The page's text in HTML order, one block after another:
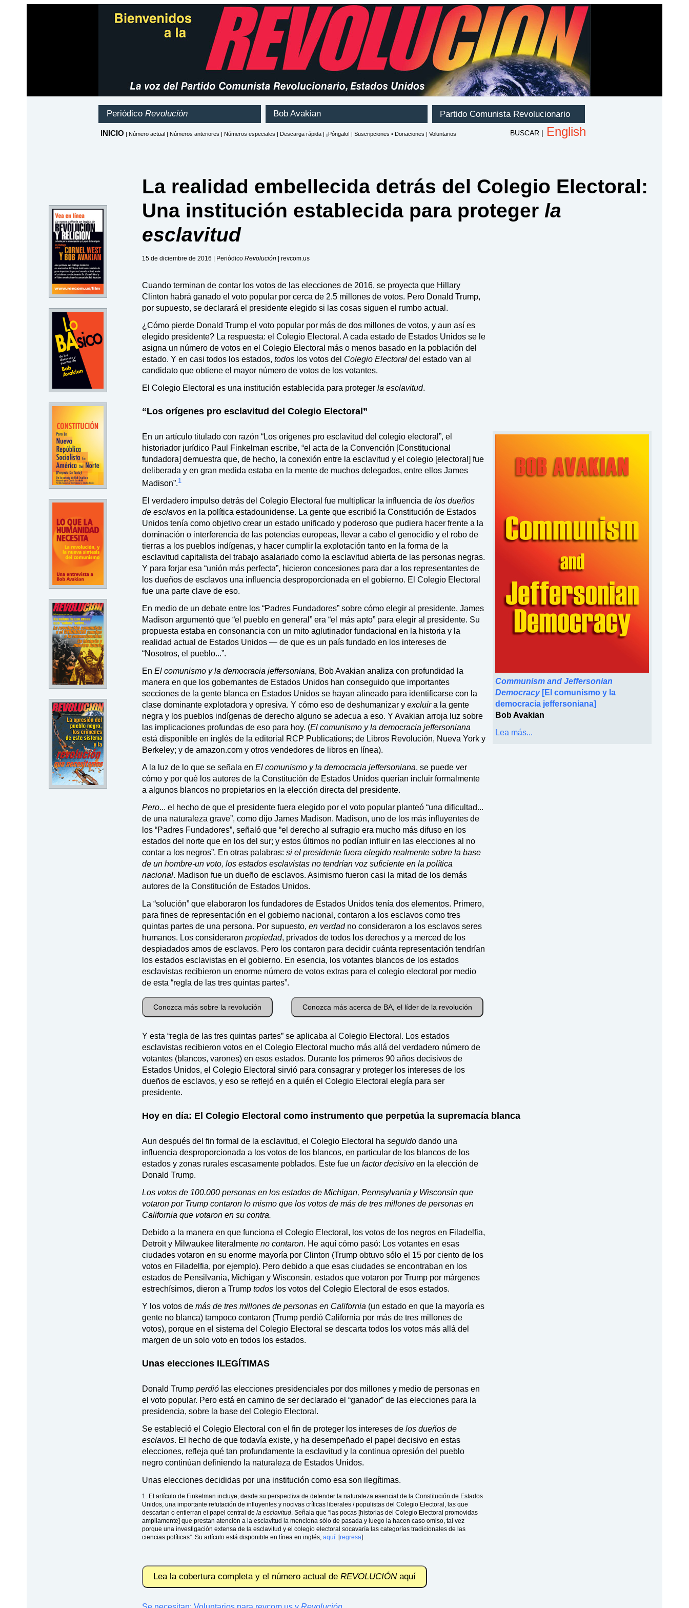
La realidad embellecida detrás del Colegio Electoral:
Una institución establecida para proteger la
esclavitud
15 de diciembre de 2016 | Periódico Revolución | revcom.us
Cuando terminan de contar los votos de las elecciones de 2016, se proyecta que Hillary
Clinton habrá ganado el voto popular por cerca de 2.5 millones de votos. Pero Donald Trump,
por supuesto, se declarará el presidente elegido si las cosas siguen el rumbo actual.
¿Cómo pierde Donald Trump el voto popular por más de dos millones de votos, y aun así es
elegido presidente? La respuesta: el Colegio Electoral. A cada estado de Estados Unidos se le
asigna un número de votos en el Colegio Electoral más o menos basado en la población del
estado. Y en casi todos los estados, todos los votos del Colegio Electoral del estado van al
candidato que obtiene el mayor número de votos de los votantes.
El Colegio Electoral es una institución establecida para proteger la esclavitud.
“Los orígenes pro esclavitud del Colegio Electoral”
Communism and Jeffersonian
Democracy[El comunismo y la
democracia jeffersoniana]
Bob Avakian
Lea más...
En un artículo titulado con razón “Los orígenes pro esclavitud del colegio electoral”, el
historiador jurídico Paul Finkelman escribe, “el acta de la Convención [Constitucional
fundadora] demuestra que, de hecho, la conexión entre la esclavitud y el colegio [electoral] fue
deliberada y en gran medida estaba en la mente de muchos delegados, entre ellos James
Madison”.1
El verdadero impulso detrás del Colegio Electoral fue multiplicar la influencia de los dueños
de esclavos en la política estadounidense. La gente que escribió la Constitución de Estados
Unidos tenía como objetivo crear un estado unificado y poderoso que pudiera hacer frente a la
dominación o interferencia de las potencias europeas, llevar a cabo el genocidio y el robo de
tierras a los pueblos indígenas, y hacer cumplir la explotación tanto en la forma de la
esclavitud capitalista del trabajo asalariado como la esclavitud abierta de las personas negras.
Y para forjar esa “unión más perfecta”, hicieron concesiones para dar a los representantes de
los dueños de esclavos una influencia desproporcionada en el gobierno. El Colegio Electoral
fue una parte clave de eso.
En medio de un debate entre los “Padres Fundadores” sobre cómo elegir al presidente, James
Madison argumentó que “el pueblo en general” era “el más apto” para elegir al presidente. Su
propuesta estaba en consonancia con un mito aglutinador fundacional en la historia y la
realidad actual de Estados Unidos — de que es un país fundado en los intereses de
“Nosotros, el pueblo...”.
En El comunismo y la democracia jeffersoniana, Bob Avakian analiza con profundidad la
manera en que los gobernantes de Estados Unidos han conseguido que importantes
secciones de la gente blanca en Estados Unidos se hayan alineado para identificarse con la
clase dominante explotadora y opresiva. Y cómo eso de deshumanizar y excluira la gente
negra y los pueblos indígenas de derecho alguno se adecua a eso. Y Avakian arroja luz sobre
las implicaciones profundas de eso para hoy. (El comunismo y la democracia jeffersoniana
está disponible en inglés de la editorial RCP Publications; de Libros Revolución, Nueva York y
Berkeley; y de amazon.com y otros vendedores de libros en línea).
A la luz de lo que se señala en El comunismo y la democracia jeffersoniana, se puede ver
cómo y por qué los autores de la Constitución de Estados Unidos querían incluir formalmente
a algunos blancos no propietarios en la elección directa del presidente.
Pero... el hecho de que el presidente fuera elegido por el voto popular planteó “una dificultad...
de una naturaleza grave”, como dijo James Madison. Madison, uno de los más influyentes de
los “Padres Fundadores”, señaló que “el derecho al sufragio era mucho más difuso en los
estados del norte que en los del sur; y estos últimos no podían influir en las elecciones al no
contar a los negros”. En otras palabras: si el presidente fuera elegido realmente sobre la base
de un hombre-un voto, los estados esclavistas no tendrían voz suficiente en la política
nacional. Madison fue un dueño de esclavos. Asimismo fueron casi la mitad de los demás
autores de la Constitución de Estados Unidos.
La “solución” que elaboraron los fundadores de Estados Unidos tenía dos elementos. Primero,
para fines de representación en el gobierno nacional, contaron a los esclavos como tres
quintas partes de una persona. Por supuesto, en verdad no consideraron a los esclavos seres
humanos. Los consideraron propiedad, privados de todos los derechos y a merced de los
despiadados amos de esclavos. Pero los contaron para decidir cuánta representación tendrían
los estados esclavistas en el gobierno. En esencia, los votantes blancos de los estados
esclavistas recibieron un enorme número de votos extras para el colegio electoral por medio
de esta “regla de las tres quintas partes”.
Conozca más sobre la revolución Conozca más acerca de BA, el líder de la revolución
Y esta “regla de las tres quintas partes” se aplicaba al Colegio Electoral. Los estados
esclavistas recibieron votos en el Colegio Electoral mucho más allá del verdadero número de
votantes (blancos, varones) en esos estados. Durante los primeros 90 años decisivos de
Estados Unidos, el Colegio Electoral sirvió para consagrar y proteger los intereses de los
dueños de esclavos, y eso se reflejó en a quién el Colegio Electoral elegía para ser
presidente.
Hoy en día: El Colegio Electoral como instrumento que perpetúa la supremacía blanca
Aun después del fin formal de la esclavitud, el Colegio Electoral ha seguido dando una
influencia desproporcionada a los votos de los blancos, en particular de los blancos de los
estados y zonas rurales escasamente poblados. Este fue un factor decisivo en la elección de
Donald Trump.
Los votos de 100.000 personas en los estados de Michigan, Pennsylvania y Wisconsin que
votaron por Trump contaron lo mismo que los votos de más de tres millones de personas en
California que votaron en su contra.
Debido a la manera en que funciona el Colegio Electoral, los votos de los negros en Filadelfia,
Detroit y Milwaukee literalmente no contaron. He aquí cómo pasó: Los votantes en esas
ciudades votaron en su enorme mayoría por Clinton (Trump obtuvo sólo el 15 por ciento de los
votos en Filadelfia, por ejemplo). Pero debido a que esas ciudades se encontraban en los
estados de Pensilvania, Michigan y Wisconsin, estados que votaron por Trump por márgenes
estrechísimos, dieron a Trump todos los votos del Colegio Electoral de esos estados.
Y los votos de más de tres millones de personas en California (un estado en que la mayoría es
gente no blanca) tampoco contaron (Trump perdió California por más de tres millones de
votos), porque en el sistema del Colegio Electoral se descarta todos los votos más allá del
margen de un solo voto en todos los estados.
Unas elecciones ILEGÍTIMAS
Donald Trump perdió las elecciones presidenciales por dos millones y medio de personas en
el voto popular. Pero está en camino de ser declarado el “ganador” de las elecciones para la
presidencia, sobre la base del Colegio Electoral.
Se estableció el Colegio Electoral con el fin de proteger los intereses de los dueños de
esclavos. El hecho de que todavía existe, y ha desempeñado el papel decisivo en estas
elecciones, refleja qué tan profundamente la esclavitud y la continua opresión del pueblo
negro continúan definiendo la naturaleza de Estados Unidos.
Unas elecciones decididas por una institución como esa son ilegítimas.
1. El artículo de Finkelman incluye, desde su perspectiva de defender la naturaleza esencial de la Constitución de Estados
Unidos, una importante refutación de influyentes y nocivas críticas liberales / populistas del Colegio Electoral, las que
descartan o entierran el papel central de la esclavitud. Señala que “las pocas [historias del Colegio Electoral promovidas
ampliamente] que prestan atención a la esclavitud la menciona sólo de pasada y luego la hacen caso omiso, tal vez
porque una investigación extensa de la esclavitud y el colegio electoral socavaría las categorías tradicionales de las
ciencias políticas”. Su artículo está disponible en línea en inglés, aquí. [regresa]
Lea la cobertura completa y el número actual de REVOLUCIÓNaquí